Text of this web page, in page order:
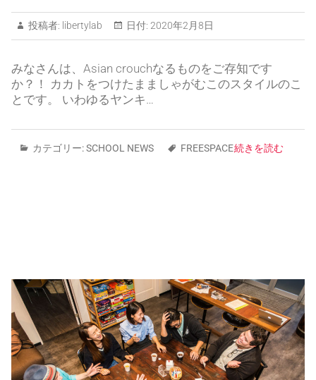
投稿者: libertylab 日付: 2020年2月8日
みなさんは、Asian crouchなるものをご存知です
か？！ カカトをつけたまましゃがむこのスタイルのこ
とです。 いわゆるヤンキ…
カテゴリー:SCHOOL NEWS FREESPACE続きを読む